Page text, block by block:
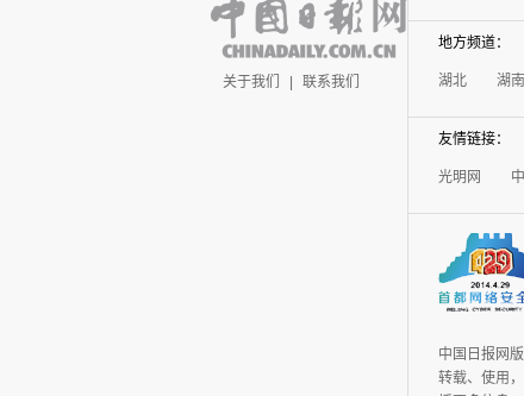
关于我们 联系我们
地方频道：
湖北 湖南
友情链接：
光明网
中国日报网
转载、使用